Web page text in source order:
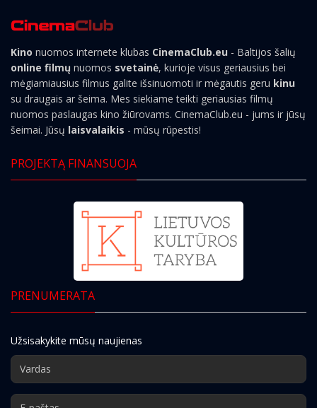
Kino nuomos internete klubas CinemaClub.eu - Baltijos šalių
online filmų nuomos svetainė, kurioje visus geriausius bei
mėgiamiausius filmus galite išsinuomoti ir mėgautis geru kinu
su draugais ar šeima. Mes siekiame teikti geriausias filmų
nuomos paslaugas kino žiūrovams. CinemaClub.eu - jums ir jūsų
šeimai. Jūsų laisvalaikis - mūsų rūpestis!
PROJEKTĄ FINANSUOJA
PRENUMERATA
Užsisakykite mūsų naujienas